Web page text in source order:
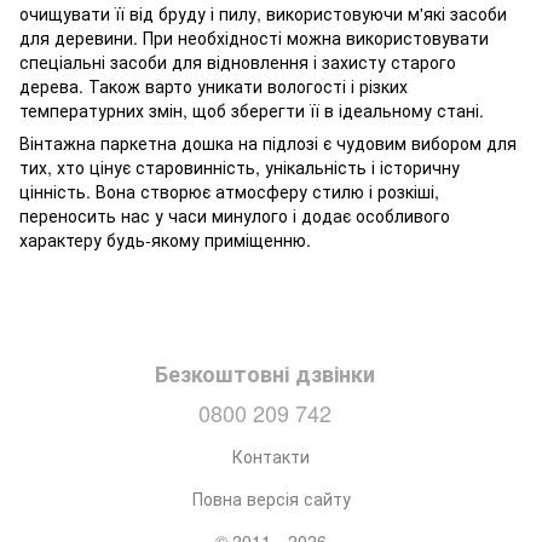
очищувати її від бруду і пилу, використовуючи м'які засоби
для деревини. При необхідності можна використовувати
спеціальні засоби для відновлення і захисту старого
дерева. Також варто уникати вологості і різких
температурних змін, щоб зберегти її в ідеальному стані.
Вінтажна паркетна дошка на підлозі є чудовим вибором для
тих, хто цінує старовинність, унікальність і історичну
цінність. Вона створює атмосферу стилю і розкіші,
переносить нас у часи минулого і додає особливого
характеру будь-якому приміщенню.
Безкоштовні дзвінки
0800 209 742
Контакти
Повна версія сайту